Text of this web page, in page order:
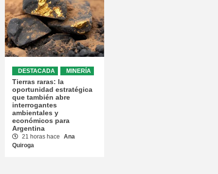
DESTACADA MINERÍA
Tierras raras: la
oportunidad estratégica
que también abre
interrogantes
ambientales y
económicos para
Argentina
21 horas hace
Ana
Quiroga